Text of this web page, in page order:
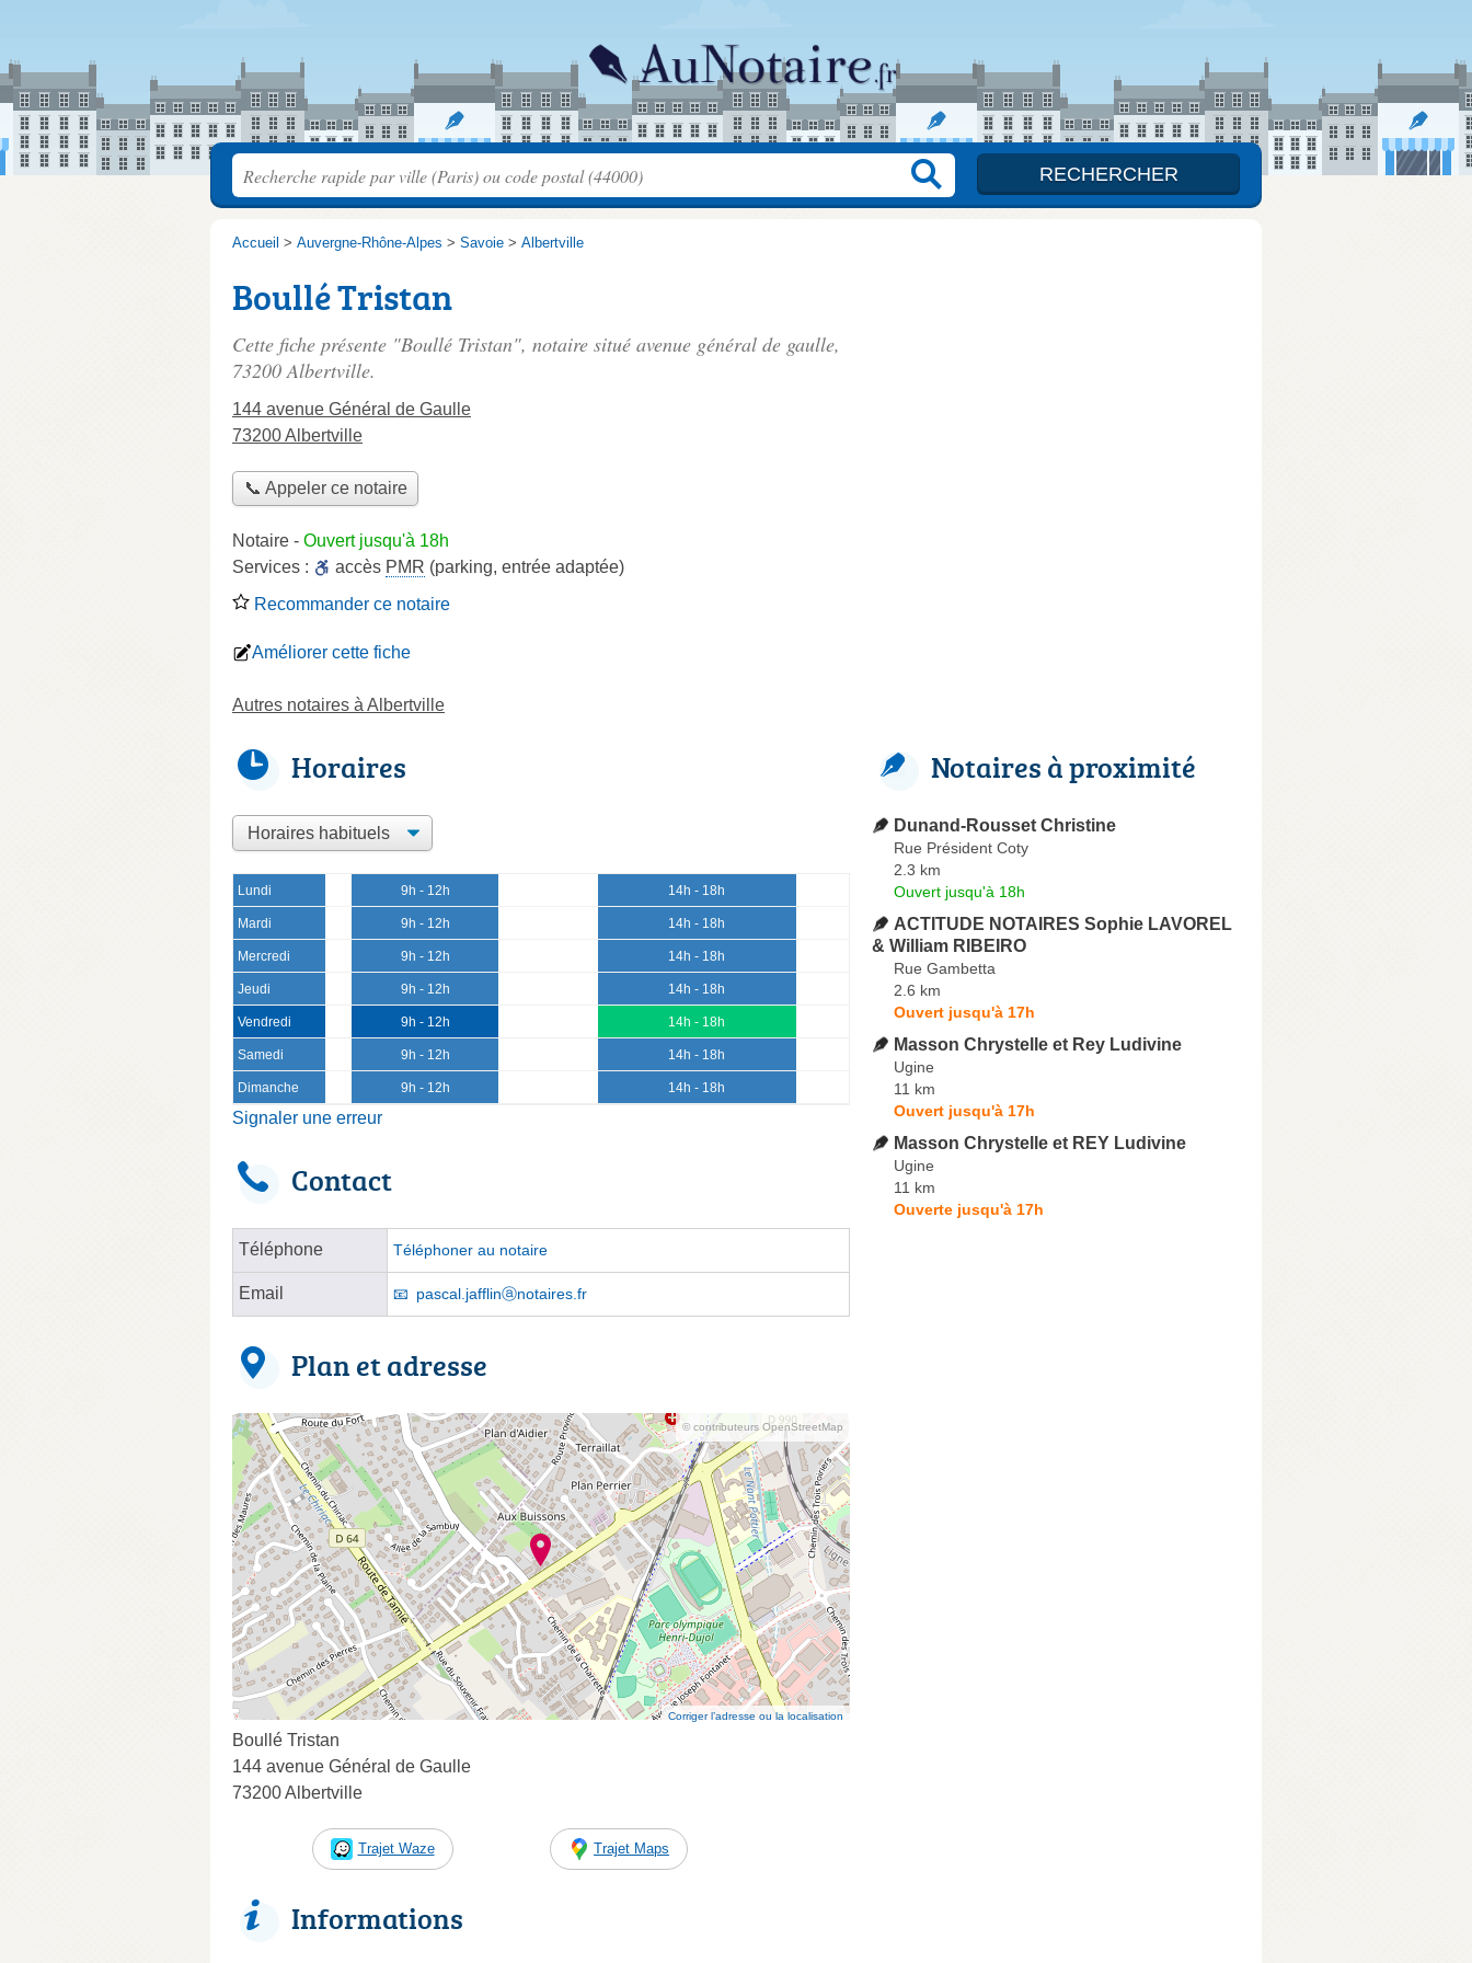
Accueil > Auvergne-Rhône-Alpes > Savoie > Albertville
Boullé Tristan
Cette fiche présente "Boullé Tristan", notaire situé avenue général de gaulle,
73200 Albertville.
144 avenue Général de Gaulle
73200 Albertville
📞 Appeler ce notaire
Notaire - Ouvert jusqu'à 18h
Services :
accès PMR (parking, entrée adaptée)
Recommander ce notaire
Améliorer cette fiche
Autres notaires à Albertville
Horaires
Lundi 9h - 12h 14h - 18h
Mardi 9h - 12h 14h - 18h
Mercredi 9h - 12h 14h - 18h
Jeudi 9h - 12h 14h - 18h
Vendredi 9h - 12h 14h - 18h
Samedi 9h - 12h 14h - 18h
Dimanche 9h - 12h 14h - 18h
Signaler une erreur
Contact
Téléphone Téléphoner au notaire
Email pascal.jafflinⓐnotaires.fr
Plan et adresse
© contributeurs OpenStreetMap
Corriger l’adresse ou la localisation
Boullé Tristan
144 avenue Général de Gaulle
73200 Albertville
Trajet Waze Trajet Maps
Informations
Notaires à proximité
Dunand-Rousset Christine
Rue Président Coty
2.3 km
Ouvert jusqu'à 18h
ACTITUDE NOTAIRES Sophie LAVOREL
& William RIBEIRO
Rue Gambetta
2.6 km
Ouvert jusqu'à 17h
Masson Chrystelle et Rey Ludivine
Ugine
11 km
Ouvert jusqu'à 17h
Masson Chrystelle et REY Ludivine
Ugine
11 km
Ouverte jusqu'à 17h